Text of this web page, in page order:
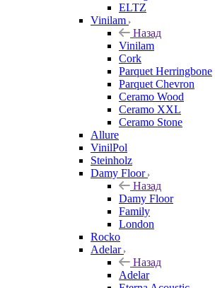
ELTZ
Vinilam
Назад
Vinilam
Cork
Parquet Herringbone
Parquet Chevron
Ceramo Wood
Ceramo XXL
Ceramo Stone
Allure
VinilPol
Steinholz
Damy Floor
Назад
Damy Floor
Family
London
Rocko
Adelar
Назад
Adelar